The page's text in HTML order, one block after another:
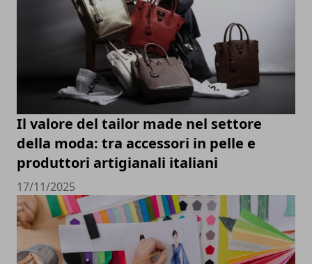
Il valore del tailor made nel settore
della moda: tra accessori in pelle e
produttori artigianali italiani
17/11/2025